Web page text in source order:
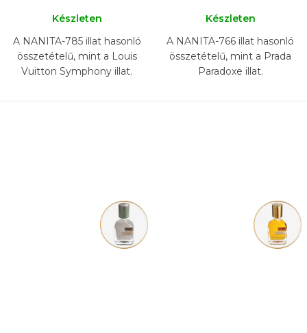
Készleten
A NANITA-785 illat hasonló
összetételű, mint a Louis
Vuitton Symphony illat.
Készleten
A NANITA-766 illat hasonló
összetételű, mint a Prada
Paradoxe illat.